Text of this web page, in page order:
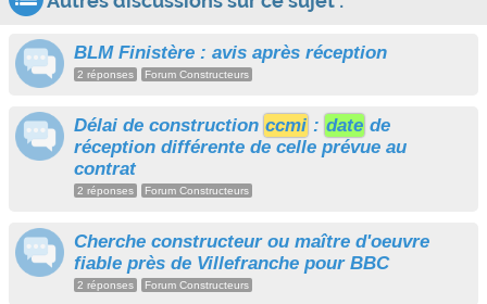
BLM Finistère : avis après réception
2 réponses Forum Constructeurs
Délai de construction ccmi : date de
réception différente de celle prévue au
contrat
2 réponses Forum Constructeurs
Cherche constructeur ou maître d'oeuvre
fiable près de Villefranche pour BBC
2 réponses Forum Constructeurs